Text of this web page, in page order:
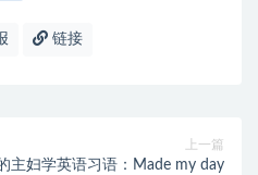
链接
上一篇
主妇学英语习语：Made my day